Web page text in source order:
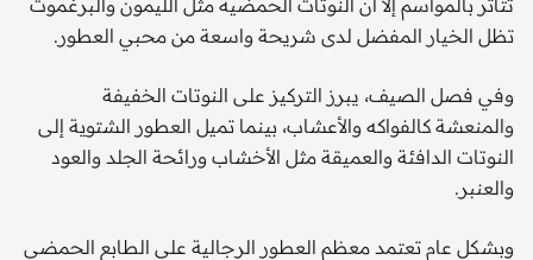
تظل الخيار المفضل لدى شريحة واسعة من محبي العطور.
وفي فصل الصيف، يبرز التركيز على النوتات الخفيفة
والمنعشة كالفواكه والأعشاب، بينما تميل العطور الشتوية إلى
النوتات الدافئة والعميقة مثل الأخشاب ورائحة الجلد والعود
والعنبر.
وبشكل عام تعتمد معظم العطور الرجالية على الطابع الحمضي